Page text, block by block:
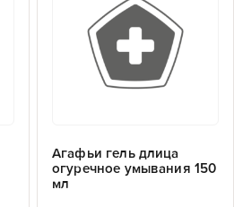
Агафьи гель длица
огуречное умывания 150
мл